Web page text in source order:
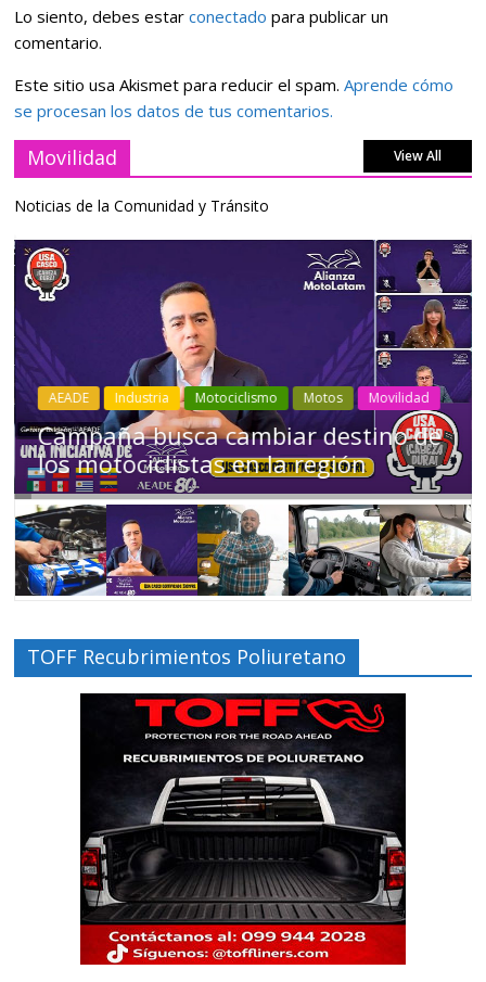
Lo siento, debes estarconectado para publicar un
comentario.
Este sitio usa Akismet para reducir el spam.Aprende cómo
se procesan los datos de tus comentarios.
Movilidad View All
Noticias de la Comunidad y Tránsito
Industria Movilidad Transporte Varios
Choferes profesionales mantienen a
Ecuador en movimiento
TOFF Recubrimientos Poliuretano